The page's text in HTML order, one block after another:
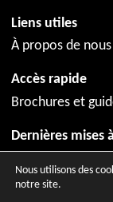
Liens utiles
À propos de nous
Accès rapide
Brochures et
Dernières mises
Nous utilisons des
notre site.